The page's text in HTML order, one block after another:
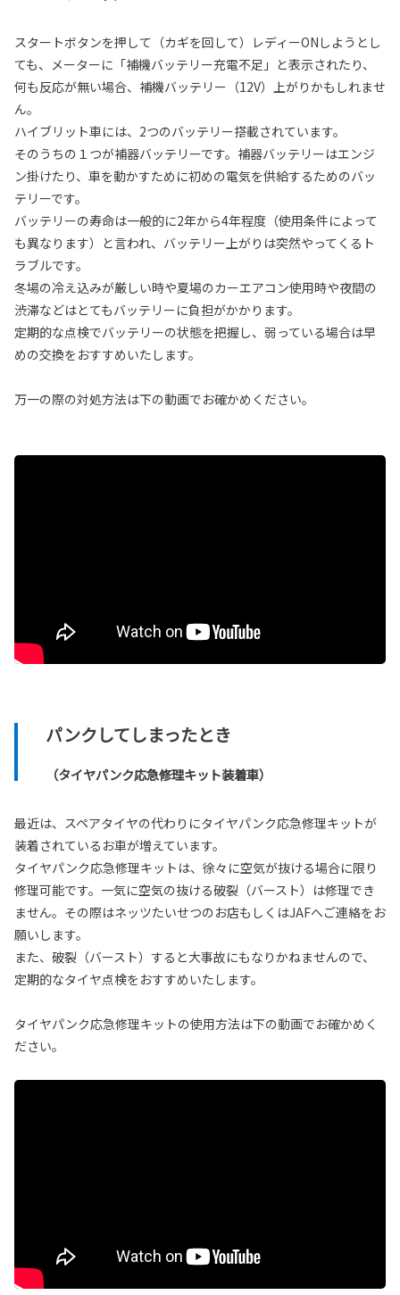
スタートボタンを押して（カギを回して）レディーONしようとし
ても、メーターに「補機バッテリー充電不足」と表示されたり、
何も反応が無い場合、補機バッテリー（12V）上がりかもしれませ
ん。
ハイブリット車には、2つのバッテリー搭載されています。
そのうちの１つが補器バッテリーです。補器バッテリーはエンジ
ン掛けたり、車を動かすために初めの電気を供給するためのバッ
テリーです。
バッテリーの寿命は一般的に2年から4年程度（使用条件によって
も異なります）と言われ、バッテリー上がりは突然やってくるト
ラブルです。
冬場の冷え込みが厳しい時や夏場のカーエアコン使用時や夜間の
渋滞などはとてもバッテリーに負担がかかります。
定期的な点検でバッテリーの状態を把握し、弱っている場合は早
めの交換をおすすめいたします。
万一の際の対処方法は下の動画でお確かめください。
パンクしてしまったとき
（タイヤパンク応急修理キット装着車）
最近は、スペアタイヤの代わりにタイヤパンク応急修理キットが
装着されているお車が増えています。
タイヤパンク応急修理キットは、徐々に空気が抜ける場合に限り
修理可能です。一気に空気の抜ける破裂（バースト）は修理でき
ません。その際はネッツたいせつのお店もしくはJAFへご連絡をお
願いします。
また、破裂（バースト）すると大事故にもなりかねませんので、
定期的なタイヤ点検をおすすめいたします。
タイヤパンク応急修理キットの使用方法は下の動画でお確かめく
ださい。